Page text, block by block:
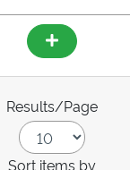
Results/Page
Sort items by